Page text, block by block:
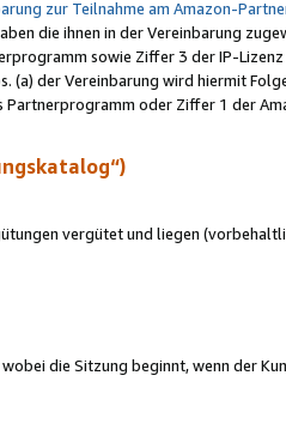
zur Teilnahme am Amazon-
die ihnen in der Vereinbarung
sowie Ziffer 3 der IP-
(a) der Vereinbarung wird hiermit
oder Ziffer 1 der
vergütet und liegen
die Sitzung beginnt, wenn der